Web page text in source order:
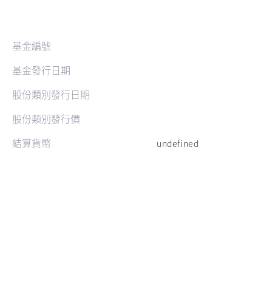
基金編號
基金發行日期
股份類別發行日期
股份類別發行價
結算貨幣
undefined